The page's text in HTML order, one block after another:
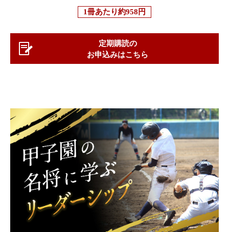
1冊あたり約958円
定期購読の
お申込みはこちら